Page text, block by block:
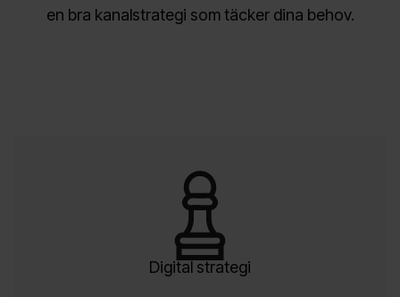
en bra kanalstrategi som täcker dina behov.
Digital strategi